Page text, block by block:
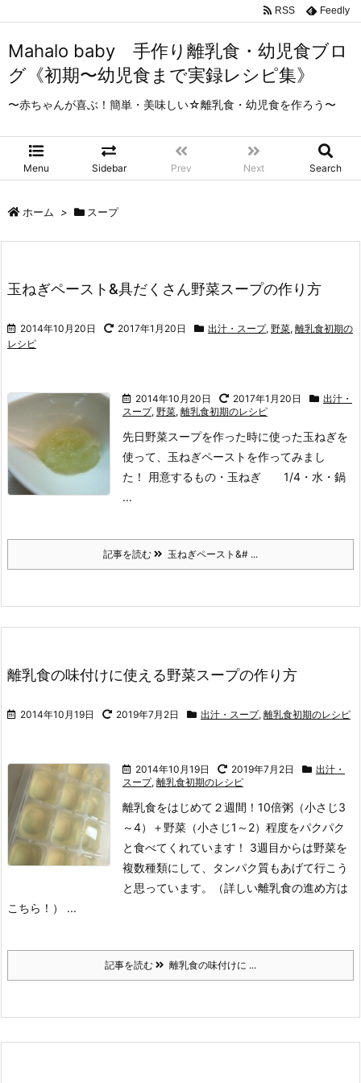
Mahalo baby 手作り離乳食・幼児食ブロ
グ《初期〜幼児食まで実録レシピ集》
〜赤ちゃんが喜ぶ！簡単・美味しい☆離乳食・幼児食を作ろう〜
Menu Sidebar Prev Next Search
RSS Feedly
ホーム > スープ
玉ねぎペースト&具だくさん野菜スープの作り方
2014年10月20日 2017年1月20日 出汁・スープ, 野菜, 離乳食初期の
レシピ
2014年10月20日 2017年1月20日
出汁・
スープ, 野菜, 離乳食初期のレシピ
先日野菜スープを作った時に使った玉ねぎを
使って、 玉ねぎペーストを作ってみまし
た！
用意するもの ・玉ねぎ 1/4 ・水 ・鍋
...
記事を読む 玉ねぎペースト&# ...
離乳食の味付けに使える野菜スープの作り方
2014年10月19日 2019年7月2日 出汁・スープ, 離乳食初期のレシピ
2014年10月19日 2019年7月2日
出汁・
スープ, 離乳食初期のレシピ
離乳食をはじめて２週間！ 10倍粥（小さじ3
～4）＋野菜（小さじ1～2）程度をパクパク
と食べてくれています！ 3週目からは野菜を
複数種類にして、タンパク質もあげて行こう
と思っています。（詳しい離乳食の進め方は
こちら！） ...
記事を読む 離乳食の味付けに ...